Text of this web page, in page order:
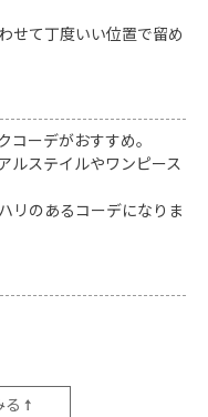
せて丁度いい位置で留め
ーデがおすすめ。
ルステイルやワンピース
リのあるコーデになりま
↑